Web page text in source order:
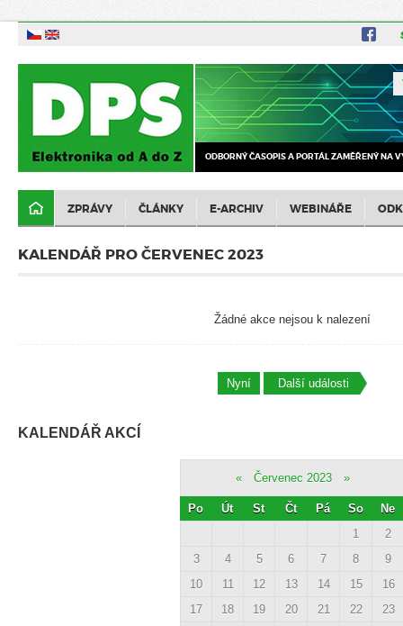
ODBORNÝ ČASOPIS A PORTÁL ZAMĚŘENÝ NA
ZPRÁVY ČLÁNKY E-ARCHIV WEBINÁŘE
KALENDÁŘ PRO ČERVENEC 2023
Žádné akce nejsou k nalezení
Nyní Další události
KALENDÁŘ AKCÍ
« Červenec 2023 »
Po Út St Čt Pá So
Ne
1
2
3
4 5 6 7 8
9
10
11 12 13 14 15
16
17
18 19 20 21 22
23